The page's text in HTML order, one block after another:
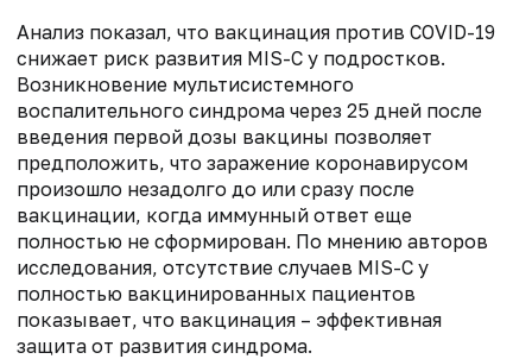
Анализ показал, что вакцинация против COVID-19
снижает риск развития MIS-C у подростков.
Возникновение мультисистемного
воспалительного синдрома через 25 дней после
введения первой дозы вакцины позволяет
предположить, что заражение коронавирусом
произошло незадолго до или сразу после
вакцинации, когда иммунный ответ еще
полностью не сформирован. По мнению авторов
исследования, отсутствие случаев MIS-C у
полностью вакцинированных пациентов
показывает, что вакцинация – эффективная
защита от развития синдрома.